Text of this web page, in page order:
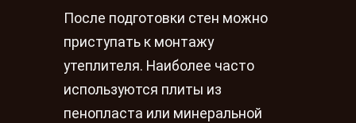
После подготовки стен можно
приступать к монтажу
утеплителя. Наиболее часто
используются плиты из
пенопласта или минеральной